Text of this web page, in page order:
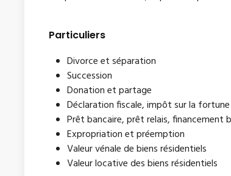
Particuliers
Divorce et séparation
Succession
Donation et partage
Déclaration fiscale, impôt sur la
Prêt bancaire, prêt relais, financement
Expropriation et préemption
Valeur vénale de biens résidentiels
Valeur locative des biens résidentiels